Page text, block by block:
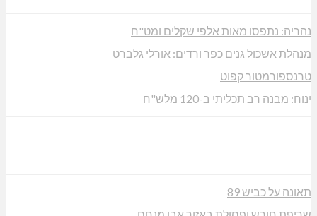
נהריה: נתפסו מאות אלפי שקלים ומט"ח
מנהלת אשכול גנים כפר ורדים: אורלי גלברט
טרנספורמטור קפוט
ינוח: מבנה רב תכליתי ב-120 מלש"ח
תאונה על כביש 89